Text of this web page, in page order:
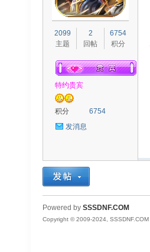
2099
主题
2
回帖
6754
积分
特约贵宾
积分
6754
发消息
Powered by SSSDNF.COM
Copyright © 2009-2024, SSSDNF.COM